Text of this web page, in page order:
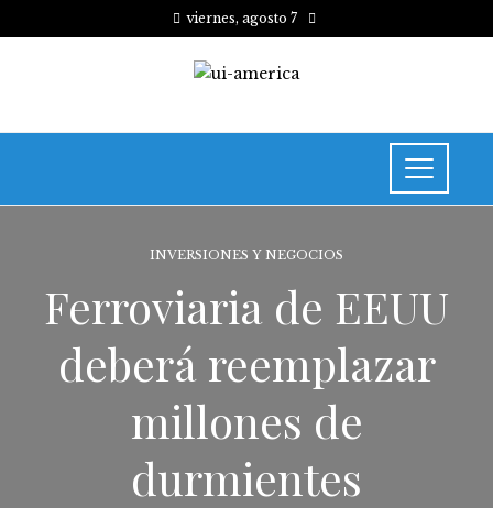
viernes, agosto 7
INVERSIONES Y NEGOCIOS
Ferroviaria de EEUU
deberá reemplazar
millones de
durmientes